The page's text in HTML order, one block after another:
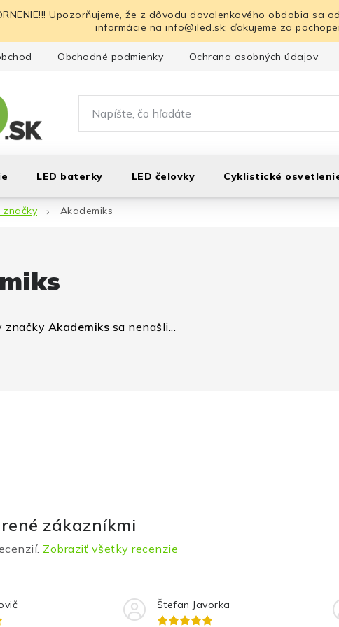
Upozorňujeme, že z dôvodu dovolenkového obdobia
informácie na info@iled.sk; ďakujeme za
Obchodné podmienky Ochrana osobných údajov
LED baterky LED čelovky Cyklistické
Akademiks
značky Akademiks sa nenašli...
zákazníkmi
Zobraziť všetky recenzie
Štefan Javorka